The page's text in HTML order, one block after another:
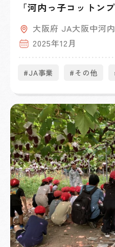
「河内っ子コットン
大阪府 JA大阪中河内
2025年12月
#JA事業 #その他